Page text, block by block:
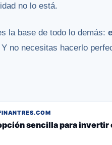
no lo está.
la base de todo lo demás:
Y no necesitas hacerlo
sencilla para invertir